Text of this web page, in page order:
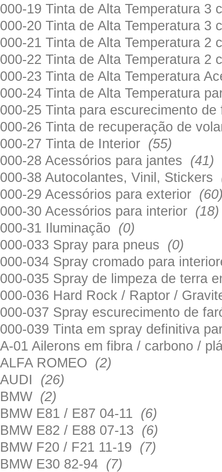
000-19 Tinta de Alta Temperatura
000-20 Tinta de Alta Temperatura
000-21 Tinta de Alta Temperatura
000-22 Tinta de Alta Temperatura
000-23 Tinta de Alta Temperatura
000-24 Tinta de Alta Temperatura
000-25 Tinta para escurecimento
000-26 Tinta de recuperação de
000-27 Tinta de Interior (55)
000-28 Acessórios para jantes (41)
000-38 Autocolantes, Vinil, Stickers
000-29 Acessórios para exterior
000-30 Acessórios para interior (18)
000-31 Iluminação (0)
000-033 Spray para pneus (0)
000-034 Spray cromado para
000-035 Spray de limpeza de terra
000-036 Hard Rock / Raptor /
000-037 Spray escurecimento de
000-039 Tinta em spray definitiva
A-01 Ailerons em fibra / carbono /
ALFA ROMEO (2)
AUDI (26)
BMW (2)
BMW E81 / E87 04-11 (6)
BMW E82 / E88 07-13 (6)
BMW F20 / F21 11-19 (7)
BMW E30 82-94 (7)